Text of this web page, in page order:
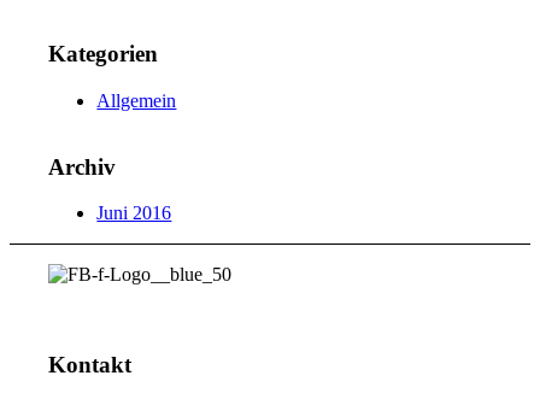
Kategorien
Allgemein
Archiv
Juni 2016
Kontakt